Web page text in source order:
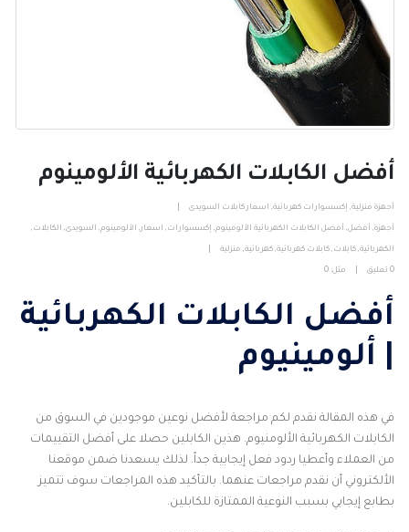
أفضل الكابلات الكهربائية الألومينوم
أجهزة منزلية, إكسسوارات كهربائية, اسعار كابلات السويدى
أجهزة, أفضل, أفضل الكابلات الكهربائية الألومينوم , إكسسوارات , اسعار , الألومينوم , السويدى, الكابلات ,
الكهربائية, كابلات , كابلات كهربائية, كهربائية, منزلية
0 تعليق مثل: 0
أفضل الكابلات الكهربائية
| ألومينيوم
في هذه المقالة نقدم لكم مراجعة لأفضل نوعين موجودين في السوق من
الكابلات الكهربائية الألومنيوم. هذين الكابلين حصلا على أفضل التقييمات
من العملاء وأعطيا ردود فعل إيجابية جداً. لذلك يسعدنا ضمن موقعنا
الألكتروني أن نقدم مراجعات عنهما. بالتأكيد هذه المراجعات سوف تتميز
بطابع إيجابي بسبب النوعية الممتازة للكابلين.